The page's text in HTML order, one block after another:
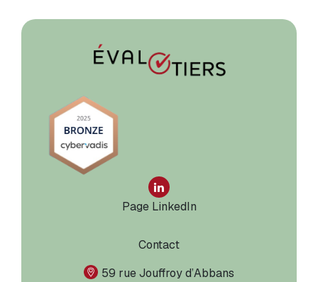
Page LinkedIn
Contact
59 rue Jouffroy d’Abbans